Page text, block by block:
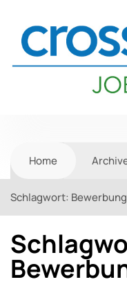
Home
Schlagwort: